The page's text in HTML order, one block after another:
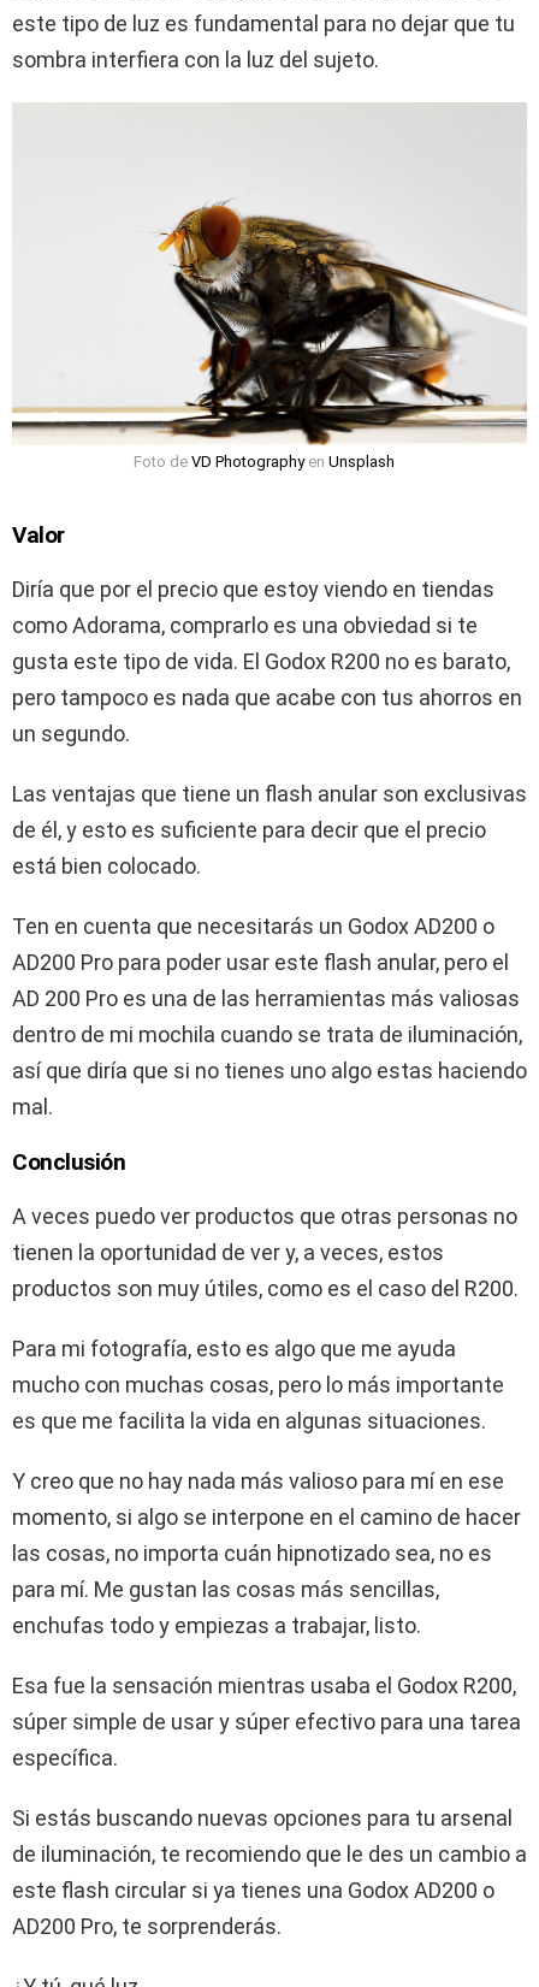
este tipo de luz es fundamental para no dejar que tu
sombra interfiera con la luz del sujeto.
Foto de VD Photographyen Unsplash
Valor
Diría que por el precio que estoy viendo en tiendas
como Adorama, comprarlo es una obviedad si te
gusta este tipo de vida. El Godox R200 no es barato,
pero tampoco es nada que acabe con tus ahorros en
un segundo.
Las ventajas que tiene un flash anular son exclusivas
de él, y esto es suficiente para decir que el precio
está bien colocado.
Ten en cuenta que necesitarás un Godox AD200 o
AD200 Pro para poder usar este flash anular, pero el
AD 200 Pro es una de las herramientas más valiosas
dentro de mi mochila cuando se trata de iluminación,
así que diría que si no tienes uno algo estas haciendo
mal.
Conclusión
A veces puedo ver productos que otras personas no
tienen la oportunidad de ver y, a veces, estos
productos son muy útiles, como es el caso del R200.
Para mi fotografía, esto es algo que me ayuda
mucho con muchas cosas, pero lo más importante
es que me facilita la vida en algunas situaciones.
Y creo que no hay nada más valioso para mí en ese
momento, si algo se interpone en el camino de hacer
las cosas, no importa cuán hipnotizado sea, no es
para mí. Me gustan las cosas más sencillas,
enchufas todo y empiezas a trabajar, listo.
Esa fue la sensación mientras usaba el Godox R200,
súper simple de usar y súper efectivo para una tarea
específica.
Si estás buscando nuevas opciones para tu arsenal
de iluminación, te recomiendo que le des un cambio a
este flash circular si ya tienes una Godox AD200 o
AD200 Pro, te sorprenderás.